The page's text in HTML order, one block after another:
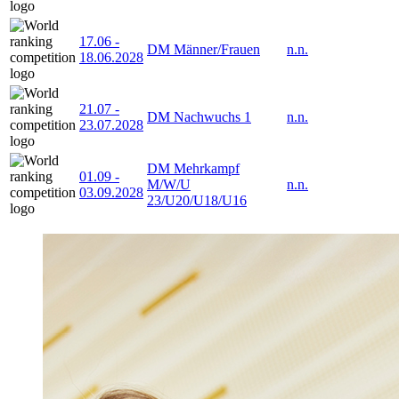
17.06 -
18.06.2028
DM Männer/Frauen n.n.
21.07 -
23.07.2028
DM Nachwuchs 1 n.n.
01.09 -
03.09.2028
DM Mehrkampf
M/W/U
23/U20/U18/U16
n.n.